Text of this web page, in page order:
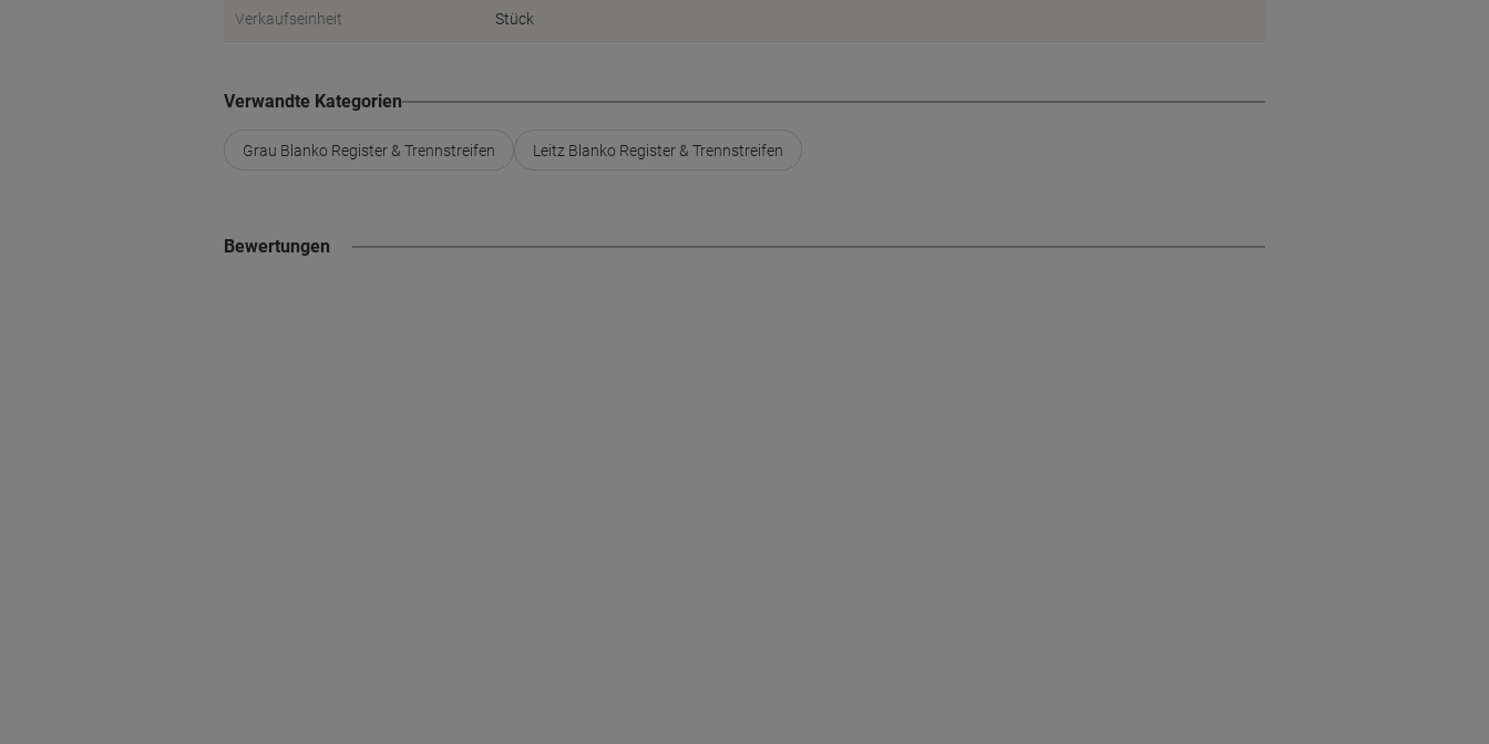
Verkaufseinheit Stück
Verwandte Kategorien
Grau Blanko Register & Trennstreifen Leitz Blanko Register & Trennstreifen
Bewertungen